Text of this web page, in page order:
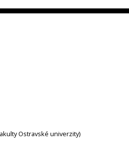
Ostravské univerzity)